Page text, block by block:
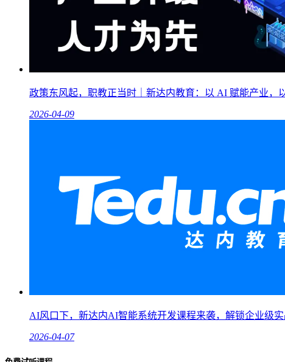
政策东风起，职教正当时｜新达内教育：以 AI 赋能产业，
2026-04-09
AI风口下，新达内AI智能系统开发课程来袭，解锁企业级
2026-04-07